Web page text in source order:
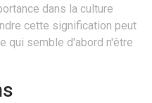
dans la culture
cette signification peut
qui semble d'abord n'être